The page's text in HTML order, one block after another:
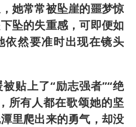
她常常被坠崖的噩梦惊
坠的失重感，可即便如
依然要准时出现在镜头
贴上了“励志强者”“绝
所有人都在歌颂她的坚
里爬出来的勇气，却没